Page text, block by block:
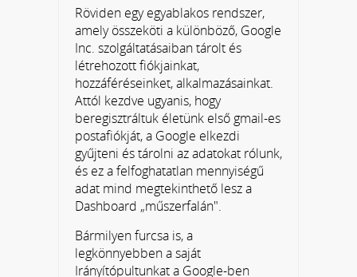
Röviden egy egyablakos rendszer,
amely összeköti a különböző, Google
Inc. szolgáltatásaiban tárolt és
létrehozott fiókjainkat,
hozzáféréseinket, alkalmazásainkat.
Attól kezdve ugyanis, hogy
beregisztráltuk életünk első gmail-es
postafiókját, a Google elkezdi
gyűjteni és tárolni az adatokat rólunk,
és ez a felfoghatatlan mennyiségű
adat mind megtekinthető lesz a
Dashboard „műszerfalán".
Bármilyen furcsa is, a
legkönnyebben a saját
Irányítópultunkat a Google-ben